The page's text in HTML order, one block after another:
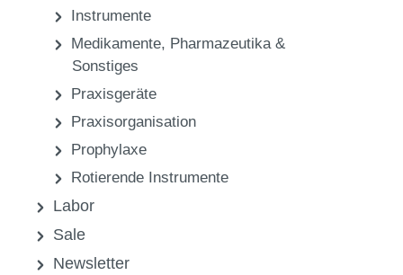
Instrumente
Medikamente, Pharmazeutika &
Sonstiges
Praxisgeräte
Praxisorganisation
Prophylaxe
Rotierende Instrumente
Labor
Sale
Newsletter